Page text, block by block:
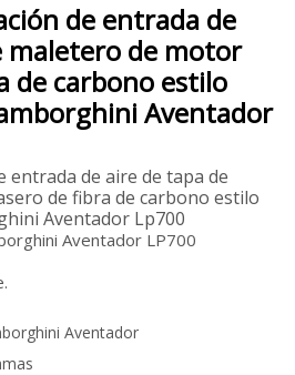
Kit de carrocería de fibra de vidrio Mansory para Rolls Royce Ghost Ⅰ a Ⅱ
de entrada de
maletero de motor
de carbono estilo
Aventador
entrada de aire de tapa de
de fibra de carbono estilo
Aventador Lp700
Aventador LP700
Aventador